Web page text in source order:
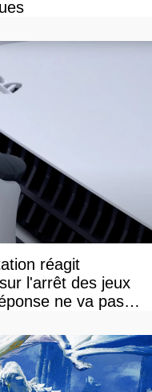
réagit
l'arrêt des jeux
ne va pas